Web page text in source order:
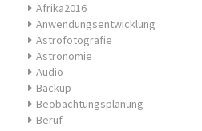
Afrika2016
Anwendungsentwicklung
Astrofotografie
Astronomie
Audio
Backup
Beobachtungsplanung
Beruf